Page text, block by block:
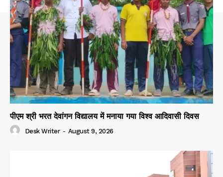
पीएम श्री भरत देवांगन विद्यालय में मनाया गया विश्व आदिवासी दिवस
Desk Writer - August 9, 2026